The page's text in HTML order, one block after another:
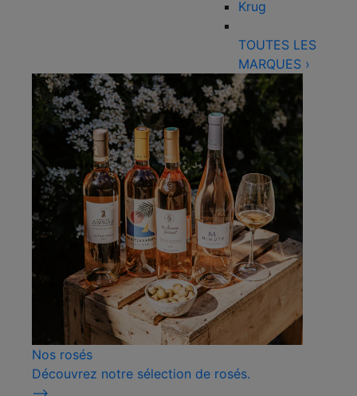
Krug
TOUTES LES
MARQUES ›
Nos rosés
Découvrez notre sélection de rosés.
⟶